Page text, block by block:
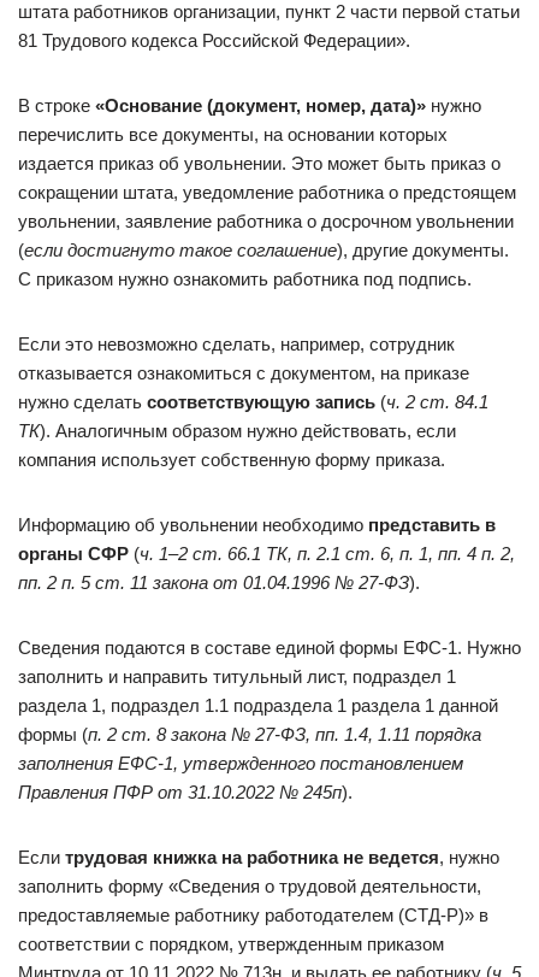
штата работников организации, пункт 2 части первой статьи
81 Трудового кодекса Российской Федерации».
В строке «Основание (документ, номер, дата)» нужно
перечислить все документы, на основании которых
издается приказ об увольнении. Это может быть приказ о
сокращении штата, уведомление работника о предстоящем
увольнении, заявление работника о досрочном увольнении
(если достигнуто такое соглашение), другие документы.
С приказом нужно ознакомить работника под подпись.
Если это невозможно сделать, например, сотрудник
отказывается ознакомиться с документом, на приказе
нужно сделать соответствующую запись (ч. 2 ст. 84.1
ТК). Аналогичным образом нужно действовать, если
компания использует собственную форму приказа.
Информацию об увольнении необходимо представить в
органы СФР (ч. 1–2 ст. 66.1 ТК, п. 2.1 ст. 6, п. 1, пп. 4 п. 2,
пп. 2 п. 5 ст. 11 закона от 01.04.1996 № 27-ФЗ).
Сведения подаются в составе единой формы ЕФС-1. Нужно
заполнить и направить титульный лист, подраздел 1
раздела 1, подраздел 1.1 подраздела 1 раздела 1 данной
формы (п. 2 ст. 8 закона № 27-ФЗ, пп. 1.4, 1.11 порядка
заполнения ЕФС-1, утвержденного постановлением
Правления ПФР от 31.10.2022 № 245п).
Если трудовая книжка на работника не ведется, нужно
заполнить форму «Сведения о трудовой деятельности,
предоставляемые работнику работодателем (СТД-Р)» в
соответствии с порядком, утвержденным приказом
Минтруда от 10.11.2022 № 713н, и выдать ее работнику (ч. 5